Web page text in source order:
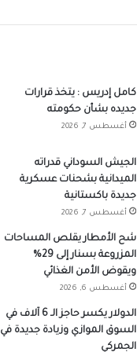
كامل إدريس : يتخذ قرارات
جديده بشأن حكومته
أغسطس 7, 2026
الجيش السوداني قدراته
الميدانية بشحنات عسكرية
جديدة باكستانية
أغسطس 7, 2026
شح الأمطار يقلص المساحات
المزروعة بسنار إلى 29%
ويقوض الأمن الغذائي
أغسطس 6, 2026
الدولار يكسر حاجز الـ 6 آلاف في
السوق الموازي وزيادة جديدة في
الجمركي